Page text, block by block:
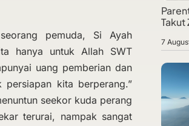
pemuda, Si Ayah
hanya untuk Allah SWT
uang pemberian dan
kita berperang.”
seekor kuda perang
terurai, nampak sangat
Takut
7